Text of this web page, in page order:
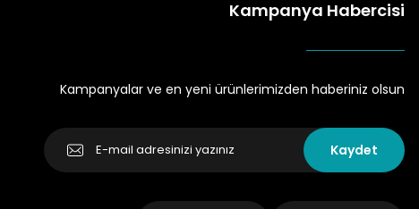
Kampanya Habercisi
Kampanyalar ve en yeni ürünlerimizden haberiniz olsun
Kaydet